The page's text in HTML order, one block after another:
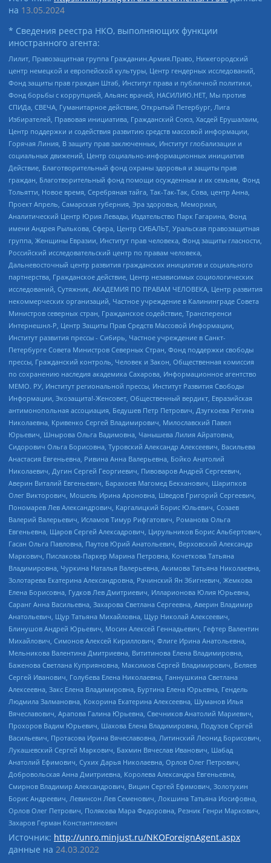
на 13.05.2024
* Сведения реестра НКО, выполняющих функции
иностранного агента:
Лилит, Правозащитная группа Гражданин.Армия.Право, Нижегородский
центр немецкой и европейской культуры, Центр гендерных исследований,
Фонд защиты прав граждан Штаб, Институт права и публичной политики,
Фонд борьбы с коррупцией, Альянс врачей, НАСИЛИЮ.НЕТ, Мы против
СПИДа, СВЕЧА, Гуманитарное действие, Открытый Петербург, Лига
Избирателей, Правовая инициатива, Гражданский Союз, Хасдей Ерушалаим,
Центр поддержки и содействия развитию средств массовой информации,
Горячая Линия, В защиту прав заключенных, Институт глобализации и
социальных движений, Центр социально-информационных инициатив
Действие, Благотворительный фонд охраны здоровья и защиты прав
граждан, Благотворительный фонд помощи осужденным и их семьям, Фонд
Тольятти, Новое время, Серебряная тайга, Так-Так-Так, Сова, центр Анна,
Проект Апрель, Самарская губерния, Эра здоровья, Мемориал,
Аналитический Центр Юрия Левады, Издательство Парк Гагарина, Фонд
имени Андрея Рылькова, Сфера, Центр СИБАЛЬТ, Уральская правозащитная
группа, Женщины Евразии, Институт прав человека, Фонд защиты гласности,
Российский исследовательский центр по правам человека,
Дальневосточный центр развития гражданских инициатив и социального
партнерства, Гражданское действие, Центр независимых социологических
исследований, Сутяжник, АКАДЕМИЯ ПО ПРАВАМ ЧЕЛОВЕКА, Центр развития
некоммерческих организаций, Частное учреждение в Калининграде Совета
Министров северных стран, Гражданское содействие, Трансперенси
Интернешнл-Р, Центр Защиты Прав Средств Массовой Информации,
Институт развития прессы - Сибирь, Частное учреждение в Санкт-
Петербурге Совета Министров Северных Стран, Фонд поддержки свободы
прессы, Гражданский контроль, Человек и Закон, Общественная комиссия
по сохранению наследия академика Сахарова, Информационное агентство
МЕМО. РУ, Институт региональной прессы, Институт Развития Свободы
Информации, Экозащита!-Женсовет, Общественный вердикт, Евразийская
антимонопольная ассоциация, Бедушев Петр Петрович, Дзугкоева Регина
Николаевна, Кривенко Сергей Владимирович, Милославский Павел
Юрьевич, Шнырова Ольга Вадимовна, Чанышева Лилия Айратовна,
Сидорович Ольга Борисовна, Туровский Александр Алексеевич, Васильева
Анастасия Евгеньевна, Ривина Анна Валерьевна, Бойко Анатолий
Николаевич, Дугин Сергей Георгиевич, Пивоваров Андрей Сергеевич,
Аверин Виталий Евгеньевич, Барахоев Магомед Бекханович, Шарипков
Олег Викторович, Мошель Ирина Ароновна, Шведов Григорий Сергеевич,
Пономарев Лев Александрович, Каргалицкий Борис Юльевич, Созаев
Валерий Валерьевич, Исламов Тимур Рифгатович, Романова Ольга
Евгеньевна, Щаров Сергей Алексадрович, Цирульников Борис Альбертович,
Гасан Ольга Павловна, Паутов Юрий Анатольевич, Верховский Александр
Маркович, Пислакова-Паркер Марина Петровна, Кочеткова Татьяна
Владимировна, Чуркина Наталья Валерьевна, Акимова Татьяна Николаевна,
Золотарева Екатерина Александровна, Рачинский Ян Збигневич, Жемкова
Елена Борисовна, Гудков Лев Дмитриевич, Илларионова Юлия Юрьевна,
Саранг Анна Васильевна, Захарова Светлана Сергеевна, Аверин Владимир
Анатольевич, Щур Татьяна Михайловна, Щур Николай Алексеевич,
Блинушов Андрей Юрьевич, Мосин Алексей Геннадьевич, Гефтер Валентин
Михайлович, Симонов Алексей Кириллович, Флиге Ирина Анатольевна,
Мельникова Валентина Дмитриевна, Вититинова Елена Владимировна,
Баженова Светлана Куприяновна, Максимов Сергей Владимирович, Беляев
Сергей Иванович, Голубева Елена Николаевна, Ганнушкина Светлана
Алексеевна, Закс Елена Владимировна, Буртина Елена Юрьевна, Гендель
Людмила Залмановна, Кокорина Екатерина Алексеевна, Шуманов Илья
Вячеславович, Арапова Галина Юрьевна, Свечников Анатолий Мариевич,
Прохоров Вадим Юрьевич, Шахова Елена Владимировна, Подузов Сергей
Васильевич, Протасова Ирина Вячеславовна, Литинский Леонид Борисович,
Лукашевский Сергей Маркович, Бахмин Вячеслав Иванович, Шабад
Анатолий Ефимович, Сухих Дарья Николаевна, Орлов Олег Петрович,
Добровольская Анна Дмитриевна, Королева Александра Евгеньевна,
Смирнов Владимир Александрович, Вицин Сергей Ефимович, Золотухин
Борис Андреевич, Левинсон Лев Семенович, Локшина Татьяна Иосифовна,
Орлов Олег Петрович, Полякова Мара Федоровна, Резник Генри Маркович,
Захаров Герман Константинович
Источник: http://unro.minjust.ru/NKOForeignAgent.aspx
данные на 24.03.2022